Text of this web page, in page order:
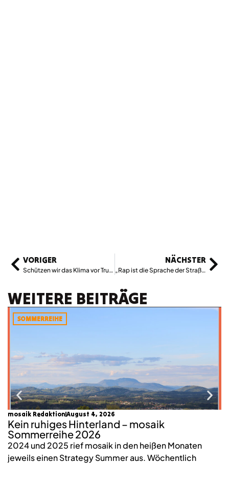
VORIGER
Schützen wir das Klima vor Trump, Kern und Sobotka
NÄCHSTER
„Rap ist die Sprache der Straße und ich bin ein Teil davon.“
WEITERE BEITRÄGE
SOMMERREIHE
mosaik Redaktion August 4, 2026
Kein ruhiges Hinterland – mosaik
Sommerreihe 2026
2024 und 2025 rief mosaik in den heißen Monaten
jeweils einen Strategy Summer aus. Wöchentlich